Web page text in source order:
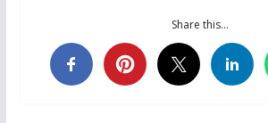
Share this…